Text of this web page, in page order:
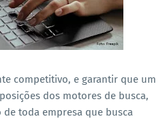
competitivo, e garantir que um
dos motores de busca,
toda empresa que busca